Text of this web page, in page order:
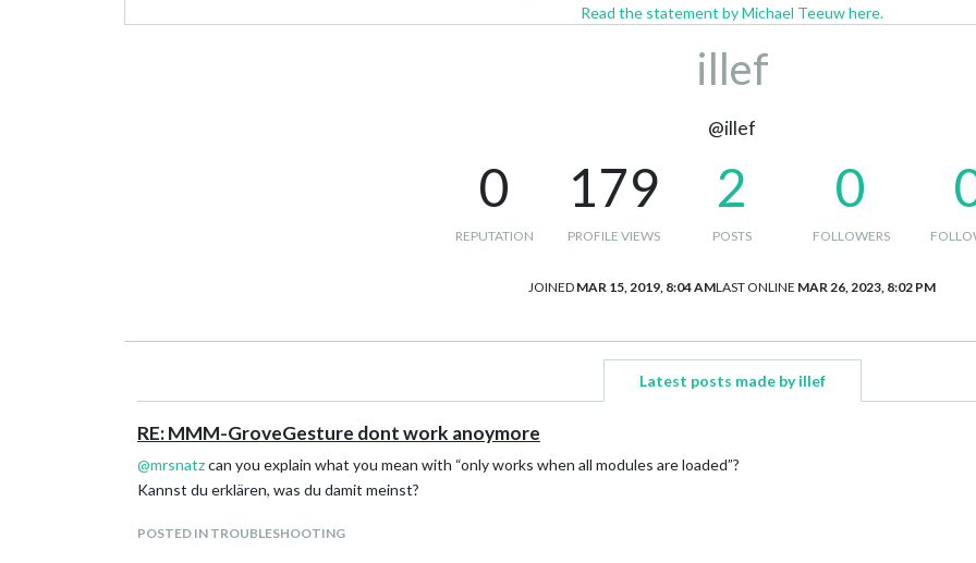
Read the statement by Michael Teeuw here.
illef
@illef
0
REPUTATION
179
PROFILE VIEWS
2
POSTS
0
FOLLOWERS
JOINED MAR 15, 2019, 8:04 AMLAST ONLINE MAR 26, 2023, 8:02 PM
Latest posts made by illef
RE: MMM-GroveGesture dont work anoymore
@mrsnatzcan you explain what you mean with “only works when all modules are loaded”?
Kannst du erklären, was du damit meinst?
POSTED IN TROUBLESHOOTING